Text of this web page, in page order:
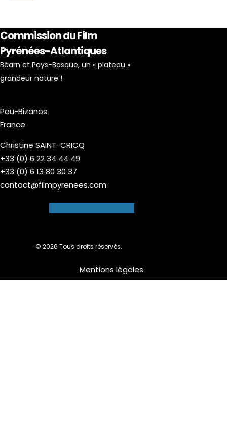
Commission du Film
Pyrénées-Atlantiques
Béarn et Pays-Basque, un « plateau »
grandeur nature !
Pau-Bizanos
France
Christine SAINT-CRICQ
+33 (0) 6 22 34 44 49
+33 (0) 6 13 80 30 37
contact@filmpyrenees.com
© 2026 Tous droits réservés.
Mentions légales